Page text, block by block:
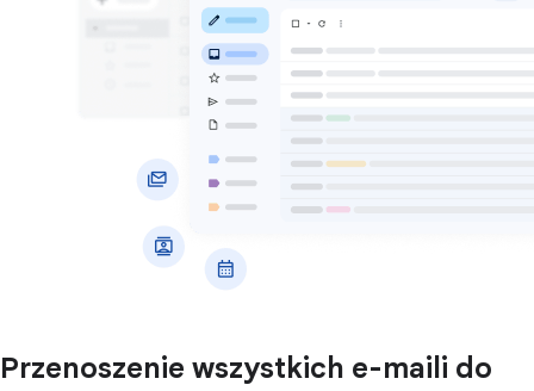
Przenoszenie wszystkich e-maili do